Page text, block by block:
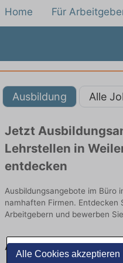
Alle Cookies akzeptieren
Home Für
Ausbildung Alle
Jetzt
Lehrstellen in
entdecken
Ausbildungsangebote im Büro
namhaften Firmen. Entdecken
Arbeitgebern und bewerben
Ausbildung in